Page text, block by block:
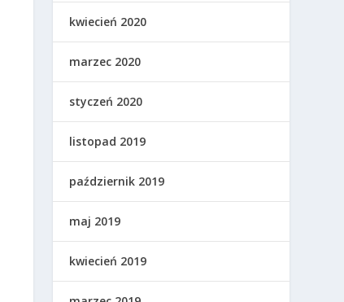
kwiecień 2020
marzec 2020
styczeń 2020
listopad 2019
październik 2019
maj 2019
kwiecień 2019